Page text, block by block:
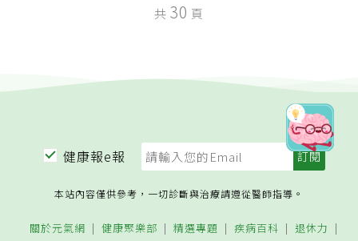
共 30 頁
健康報e報
本站內容僅供參考，一切診斷與治療請遵從醫師指導。
關於元氣網 健康聚樂部 精選專題 疾病百科 退休力